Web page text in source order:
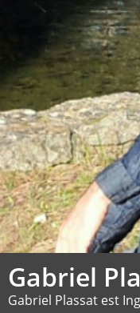
Gabriel
Gabriel Plassat est